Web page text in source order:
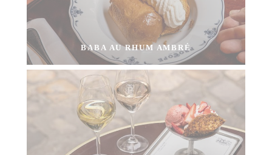
BABA AU RHUM AMBRÉ